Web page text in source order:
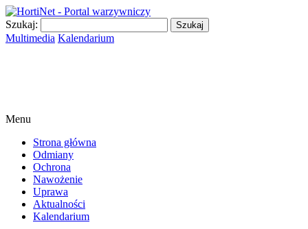
Szukaj:
Multimedia Kalendarium
Menu
Strona główna
Odmiany
Ochrona
Nawożenie
Uprawa
Aktualności
Kalendarium